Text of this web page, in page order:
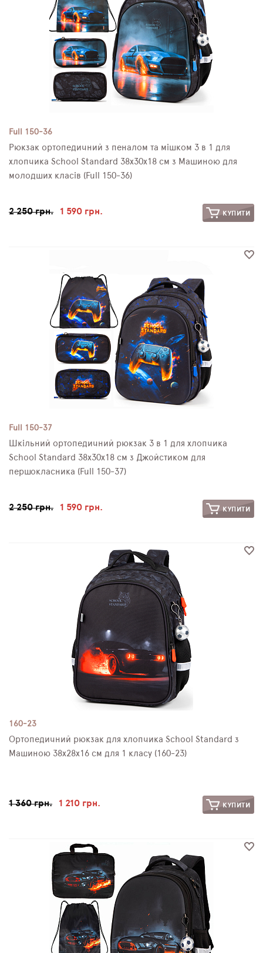
Full 150-36
Рюкзак ортопедичний з пеналом та мішком 3 в 1 для
хлопчика School Standard 38х30х18 см з Машиною для
молодших класів (Full 150-36)
2 250 грн. 1 590 грн. КУПИТИ
Full 150-37
Шкільний ортопедичний рюкзак 3 в 1 для хлопчика
School Standard 38х30х18 см з Джойстиком для
першокласника (Full 150-37)
2 250 грн. 1 590 грн. КУПИТИ
160-23
Ортопедичний рюкзак для хлопчика School Standard з
Машиною 38х28х16 см для 1 класу (160-23)
1 360 грн. 1 210 грн. КУПИТИ